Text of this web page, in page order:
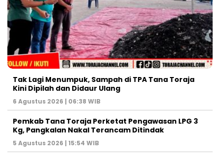
Tak Lagi Menumpuk, Sampah di TPA Tana Toraja
Kini Dipilah dan Didaur Ulang
6 Agustus 2026 | 06:38 WIB
Pemkab Tana Toraja Perketat Pengawasan LPG 3
Kg, Pangkalan Nakal Terancam Ditindak
5 Agustus 2026 | 15:54 WIB